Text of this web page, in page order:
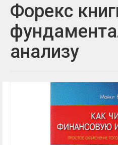
Форекс
анализу